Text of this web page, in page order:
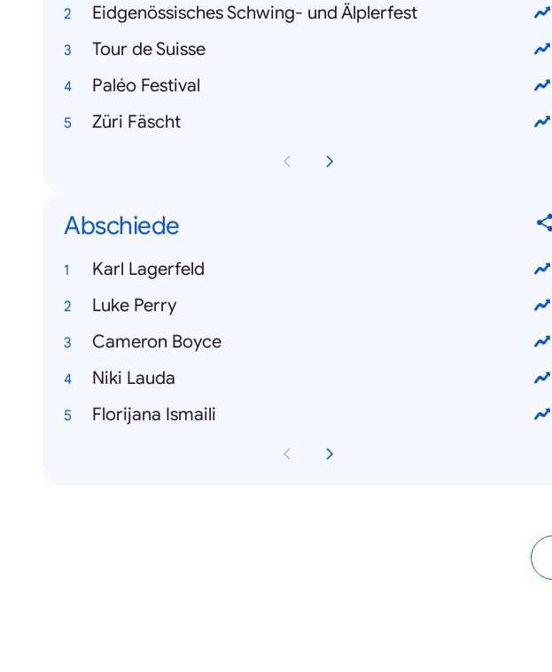
Eidgenössisches Schwing- und Älplerfest
Tour de Suisse
Paléo Festival
Züri Fäscht
Abschiede
Karl Lagerfeld
Luke Perry
Cameron Boyce
Niki Lauda
Florijana Ismaili